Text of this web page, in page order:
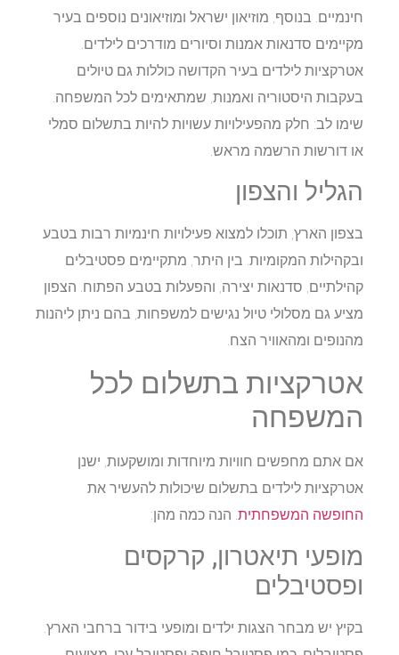
חינמיים. בנוסף, מוזיאון ישראל ומוזיאונים נוספים בעיר
מקיימים סדנאות אמנות וסיורים מודרכים לילדים.
אטרקציות לילדים בעיר הקדושה כוללות גם טיולים
בעקבות היסטוריה ואמנות, שמתאימים לכל המשפחה.
שימו לב: חלק מהפעילויות עשויות להיות בתשלום סמלי
או דורשות הרשמה מראש.​
הגליל והצפון
בצפון הארץ, תוכלו למצוא פעילויות חינמיות רבות בטבע
ובקהילות המקומיות. בין היתר, מתקיימים פסטיבלים
קהילתיים, סדנאות יצירה, והפעלות בטבע הפתוח. הצפון
מציע גם מסלולי טיול נגישים למשפחות, בהם ניתן ליהנות
מהנופים ומהאוויר הצח.​
אטרקציות בתשלום לכל
המשפחה
אם אתם מחפשים חוויות מיוחדות ומושקעות, ישנן
אטרקציות לילדים בתשלום שיכולות להעשיר את
החופשה המשפחתית. הנה כמה מהן:​
מופעי תיאטרון, קרקסים
ופסטיבלים
בקיץ יש מבחר הצגות ילדים ומופעי בידור ברחבי הארץ.